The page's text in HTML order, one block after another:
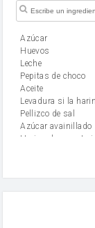
Azúcar
huevos
leche
Pepitas de choco
aceite
Levadura si la
Pellizco de sal
Azúcar avainillado
Harina de
mantequilla